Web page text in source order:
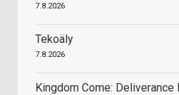
7.8.2026
Tekoäly
7.8.2026
Kingdom Come: